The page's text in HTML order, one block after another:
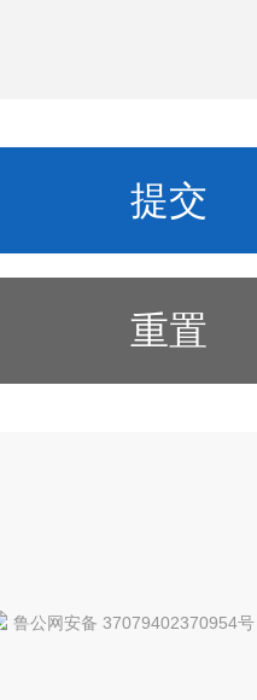
重置
鲁公网安备 37079402370954号